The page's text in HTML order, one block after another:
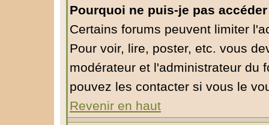
Pourquoi ne puis-je pas
Certains forums peuvent limiter
Pour voir, lire, poster, etc. vous
modérateur et l'administrateur du
pouvez les contacter si vous le
Revenir en haut